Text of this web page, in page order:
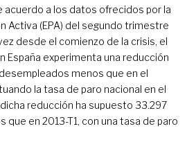
acuerdo a los datos ofrecidos por la
Activa (EPA) del segundo trimestre
desde el comienzo de la crisis, el
España experimenta una reducción
menos que en el
la tasa de paro nacional en el
reducción ha supuesto 33.297
en 2013-T1, con una tasa de paro